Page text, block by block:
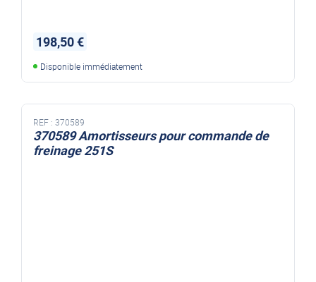
198,50 €
Disponible immédiatement
REF : 370589
370589 Amortisseurs pour commande de
freinage 251S